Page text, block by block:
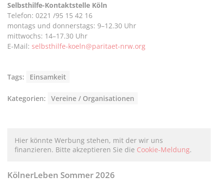
Selbsthilfe-Kontaktstelle Köln
Telefon: 0221 /95 15 42 16
montags und donnerstags: 9–12.30 Uhr
mittwochs: 14–17.30 Uhr
E-Mail: selbsthilfe-koeln@paritaet-nrw.org
Tags: Einsamkeit
Kategorien: Vereine / Organisationen
Hier könnte Werbung stehen, mit der wir uns
finanzieren. Bitte akzeptieren Sie die Cookie-Meldung.
KölnerLeben Sommer 2026